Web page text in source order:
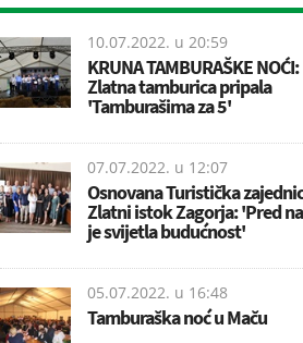
10.07.2022. u 20:59
KRUNA TAMBURAŠKE NOĆI:
Zlatna tamburica pripala
'Tamburašima za 5'
07.07.2022. u 12:07
Osnovana Turistička
Zlatni istok Zagorja: 'Pred
je svijetla budućnost'
05.07.2022. u 16:48
Tamburaška noć u Maču